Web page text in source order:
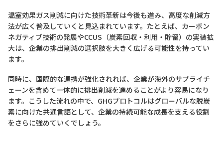
温室効果ガス削減に向けた技術革新は今後も進み、高度な削減方
法が広く普及していくと見込まれています。たとえば、カーボン
ネガティブ技術の発展やCCUS（炭素回収・利用・貯留）の実装拡
大は、企業の排出削減の選択肢を大きく広げる可能性を持ってい
ます。
同時に、国際的な連携が強化されれば、企業が海外のサプライチ
ェーンを含めて一体的に排出削減を進めることがより容易になり
ます。こうした流れの中で、GHGプロトコルはグローバルな脱炭
素に向けた共通言語として、企業の持続可能な成長を支える役割
をさらに強めていくでしょう。